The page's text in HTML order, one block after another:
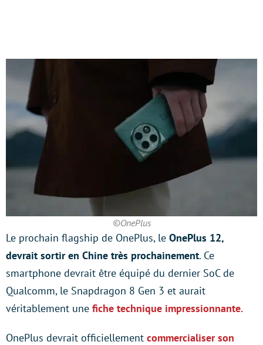
©OnePlus
Le prochain flagship de OnePlus, le OnePlus 12,
devrait sortir en Chine très prochainement. Ce
smartphone devrait être équipé du dernier SoC de
Qualcomm, le Snapdragon 8 Gen 3 et aurait
véritablement une fiche technique impressionnante.
OnePlus devrait officiellement commercialiser son